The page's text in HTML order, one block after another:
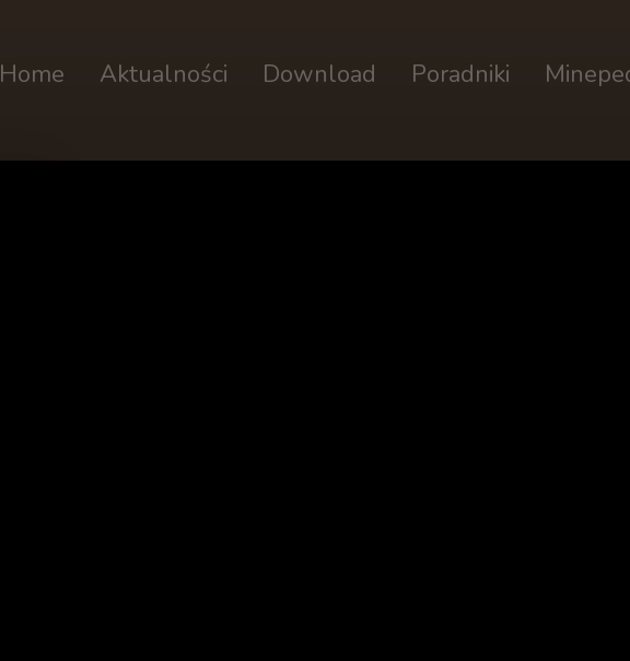
Home Aktualności Download Poradniki